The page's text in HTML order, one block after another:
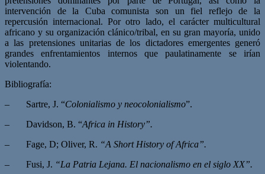
intervención de la Cuba comunista son un fiel reflejo de la
repercusión internacional. Por otro lado, el carácter multicultural
africano y su organización clánico/tribal, en su gran mayoría, unido
a las pretensiones unitarias de los dictadores emergentes generó
grandes enfrentamientos internos que paulatinamente se irían
violentando.
Bibliografía:
– Sartre, J. “Colonialismo y neocolonialismo”.
– Davidson, B. “Africa in History”.
– Fage, D; Oliver, R. “A Short History of Africa”.
– Fusi, J. “La Patria Lejana. El nacionalismo en el siglo XX”.